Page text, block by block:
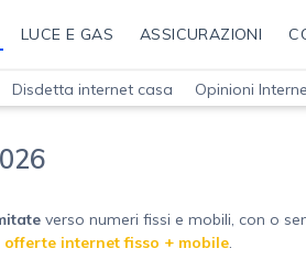
LUCE E GAS ASSICURAZIONI
Disdetta internet casa Opinioni
verso numeri fissi e mobili, con o
offerte internet fisso + mobile.